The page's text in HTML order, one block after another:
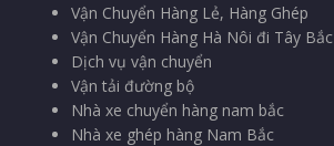
Vận Chuyển Hàng Lẻ, Hàng Ghép
Vận Chuyển Hàng Hà Nôi đi Tây Bắc
Dịch vụ vận chuyển
Vận tải đường bộ
Nhà xe chuyển hàng nam bắc
Nhà xe ghép hàng Nam Bắc